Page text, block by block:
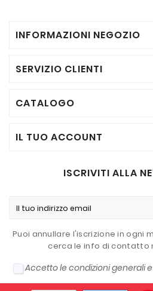
INFORMAZIONI NEGOZIO
SERVIZIO CLIENTI
CATALOGO
IL TUO ACCOUNT
ISCRIVITI ALLA
Puoi annullare l'iscrizione in ogni
cerca le info di contatto
Accetto le condizioni generali